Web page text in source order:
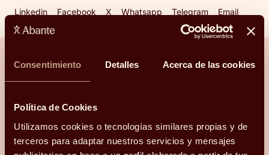
Consentimiento Detalles Acerca de las cookies
Política de Cookies
Utilizamos cookies o tecnologías similares propias y de
terceros para adaptar nuestros servicios y mensajes
Linkedin Facebook X Whatsapp Telegram Email
Una conversación para orientarte con
claridad.